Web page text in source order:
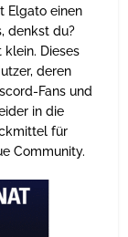
Elgato einen
denkst du?
klein. Dieses
deren
Fans und
in die
für
Community.